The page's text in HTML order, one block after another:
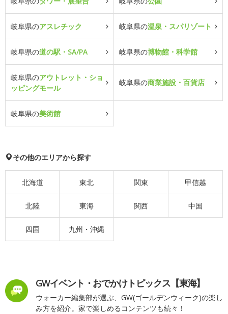
岐阜県のアスレチック 岐阜県の温泉・スパリゾート
岐阜県の道の駅・SA/PA 岐阜県の博物館・科学館
岐阜県のアウトレット・ショ
ッピングモール
岐阜県の商業施設・百貨店
岐阜県の美術館
その他のエリアから探す
北海道 東北 関東 甲信越
北陸 東海 関西 中国
四国 九州・沖縄
GWイベント・おでかけトピックス【東海】
ウォーカー編集部が選ぶ、GW(ゴールデンウィーク)の楽し
み方を紹介。家で楽しめるコンテンツも続々！